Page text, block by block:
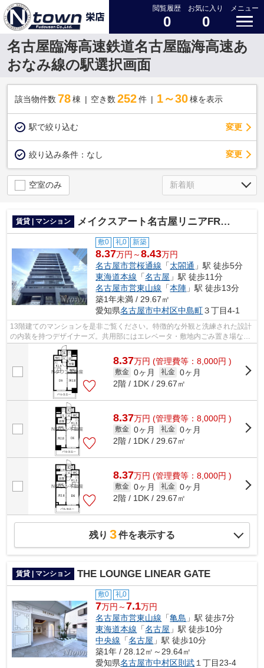
閲覧履歴
0
お気に入り
0
メニュー
名古屋臨海高速鉄道名古屋臨海高速あ
おなみ線の駅選択画面
該当物件数 78棟 空き数 252 件 1～30 棟を表示
駅で絞り込む 変更
絞り込み条件： なし 変更
空室のみ
賃貸 | マンション メイクスアート名古屋リニアFRONT
敷0 礼0 新築
8.37万円～8.43万円
名古屋市営桜通線 「太閤通 」駅 徒歩5分
東海道本線 「名古屋 」駅 徒歩11分
名古屋市営東山線 「本陣 」駅 徒歩13分
築1年未満 / 29.67㎡
愛知県名古屋市中村区中島町３丁目4-1
13階建てのマンションを是非ご覧ください。特徴的な外観と洗練された設計
の内装を持つデザイナーズ。共用部にはエレベータ・敷地内ごみ置き場など
が備わっておりとても充実しています...
8.37万円 (管理費等：8,000円 )
敷金 0ヶ月 礼金 0ヶ月
2階 / 1DK / 29.67㎡
8.37万円 (管理費等：8,000円 )
敷金 0ヶ月 礼金 0ヶ月
2階 / 1DK / 29.67㎡
8.37万円 (管理費等：8,000円 )
敷金 0ヶ月 礼金 0ヶ月
2階 / 1DK / 29.67㎡
残り 3件を表示する
賃貸 | マンション THE LOUNGE LINEAR GATE
敷0 礼0
7万円～7.1万円
名古屋市営東山線 「亀島 」駅 徒歩7分
東海道本線 「名古屋 」駅 徒歩10分
中央線 「名古屋 」駅 徒歩10分
築1年 / 28.12㎡～29.64㎡
愛知県名古屋市中村区則武 １丁目23-4